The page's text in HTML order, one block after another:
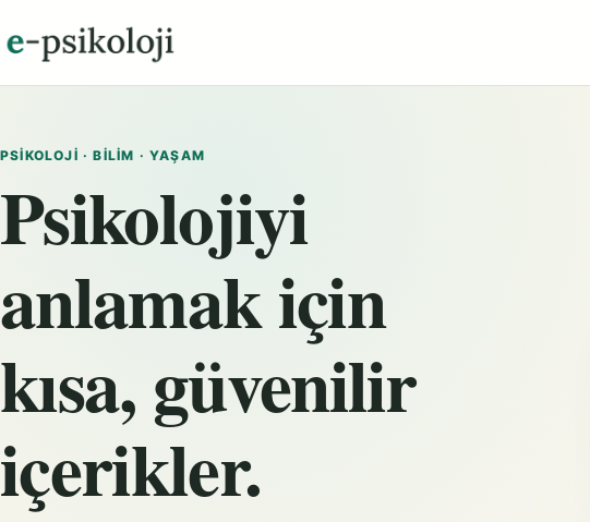
PSIKOLOJI · BILIM · YAŞAM
Psikolojiyi
anlamak için
kısa, güvenilir
içerikler.